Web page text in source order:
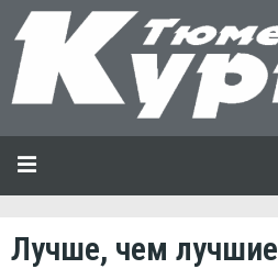
Лучше, чем лучшие